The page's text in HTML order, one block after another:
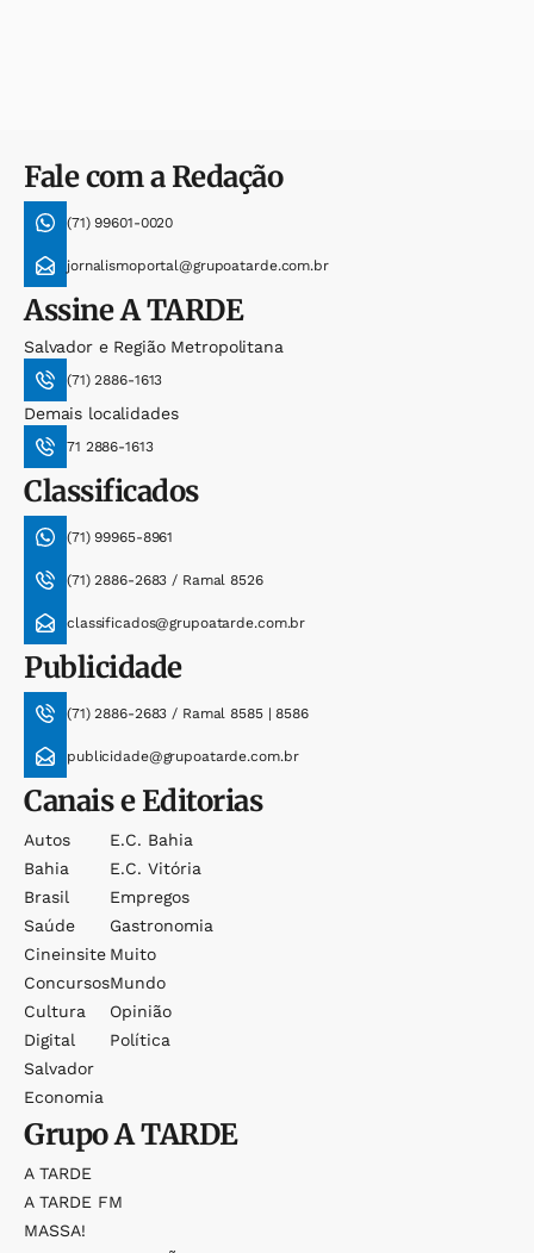
Fale com a Redação
(71) 99601-0020
jornalismoportal@grupoatarde.com.br
AssineA TARDE
Salvador e Região Metropolitana
(71) 2886-1613
Demais localidades
71 2886-1613
Classificados
(71) 99965-8961
(71) 2886-2683 / Ramal 8526
classificados@grupoatarde.com.br
Publicidade
(71) 2886-2683 / Ramal 8585 | 8586
publicidade@grupoatarde.com.br
Canais e Editorias
Autos
Bahia
Brasil
Saúde
Cineinsite
Concursos
Cultura
Digital
Salvador
Economia
E.c. Bahia
E.c. Vitória
Empregos
Gastronomia
Muito
Mundo
Opinião
Política
GrupoA TARDE
A TARDE
A TARDE FM
MASSA!